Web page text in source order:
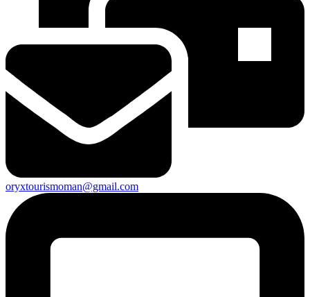
oryxtourismoman@gmail.com